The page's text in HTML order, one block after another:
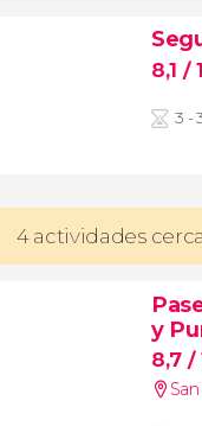
8,1 /
3 -
4 actividades
y
8,7 /